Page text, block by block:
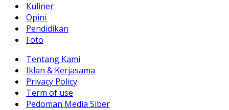
Kuliner
Opini
Pendidikan
Foto
Tentang Kami
Iklan & Kerjasama
Privacy Policy
Term of use
Pedoman Media Siber